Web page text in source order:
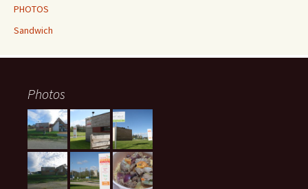
PHOTOS
Sandwich
Photos